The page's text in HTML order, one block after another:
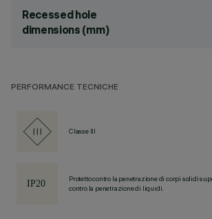
Recessed hole
dimensions (mm)
PERFORMANCE TECNICHE
Classe III
Protetto contro la penetrazione di corpi solidi
contro la penetrazione di liquidi.